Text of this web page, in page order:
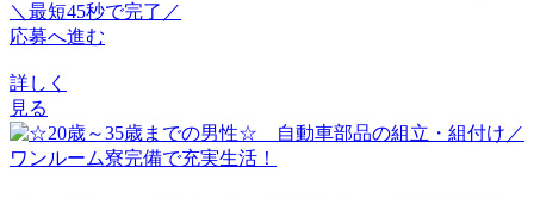
＼最短45秒で完了／
応募へ進む
詳しく
見る